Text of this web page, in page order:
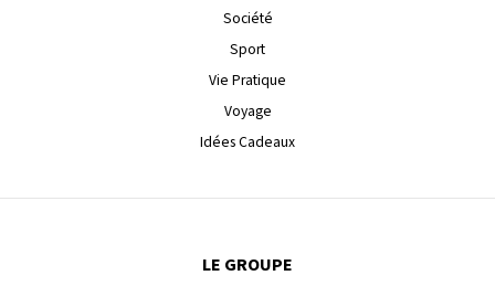
Société
Sport
Vie Pratique
Voyage
Idées Cadeaux
LE GROUPE